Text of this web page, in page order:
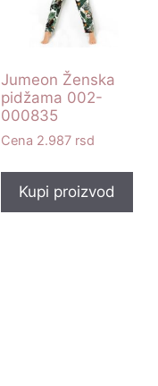
Jumeon Ženska
pidžama 002-
000835
2.987 rsd
Kupi proizvod